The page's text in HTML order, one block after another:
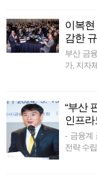
이복현
감한
부산 금
가, 지자
“부산
인프라
- 금융계
전략 수립